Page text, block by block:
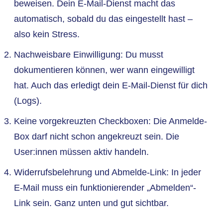
beweisen. Dein E-Mail-Dienst macht das
automatisch, sobald du das eingestellt hast –
also kein Stress.
Nachweisbare Einwilligung: Du musst
dokumentieren können, wer wann eingewilligt
hat. Auch das erledigt dein E-Mail-Dienst für dich
(Logs).
Keine vorgekreuzten Checkboxen: Die Anmelde-
Box darf nicht schon angekreuzt sein. Die
User:innen müssen aktiv handeln.
Widerrufsbelehrung und Abmelde-Link: In jeder
E-Mail muss ein funktionierender „Abmelden“-
Link sein. Ganz unten und gut sichtbar.